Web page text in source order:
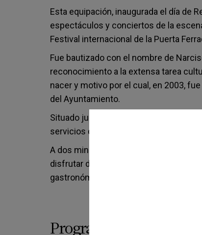
Esta equipación, inaugurada el día de
espectáculos y conciertos de la
Festival internacional de la Puerta
Fue bautizado con el nombre de
reconocimiento a la extensa tarea
nacer y motivo por el cual, en 2003,
del Ayuntamiento.
Situado justo junto al Monasterio de
servicios de Turismo, Cultura, Museo
A dos minutos del paseo del mar y del
disfrutar de Sant Feliu de Guíxols y
gastronómica y de ocio que ofrece la
Programación del